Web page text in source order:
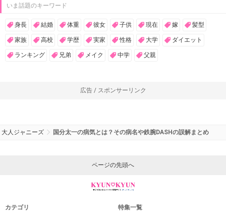
いま話題のキーワード
身長 結婚 体重 彼女 子供 現在 嫁 髪型
家族 高校 学歴 実家 性格 大学 ダイエット
ランキング 兄弟 メイク 中学 父親
広告 / スポンサーリンク
大人ジャニーズ 国分太一の病気とは？その病名や鉄腕DASHの誤解まとめ
ページの先頭へ
カテゴリ 特集一覧